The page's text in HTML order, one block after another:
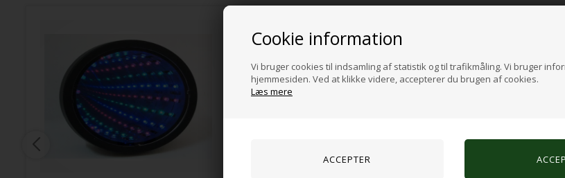
Cookie information
Vi bruger cookies til indsamling af statistik og til trafikmåling. Vi bruger
hjemmesiden. Ved at klikke videre, accepterer du brugen af cookies.
Læs mere